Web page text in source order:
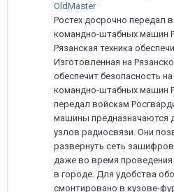
OldMaster
Ростех досрочно передал
командно-штабных машин
Рязанская техника
Изготовленная на
обеспечит безопасность
командно-штабных машин
передал войскам
машины предназначаются
узлов радиосвязи. Они
развернуть сеть
даже во время
в городе. Для удобства
смонтировано в кузове-